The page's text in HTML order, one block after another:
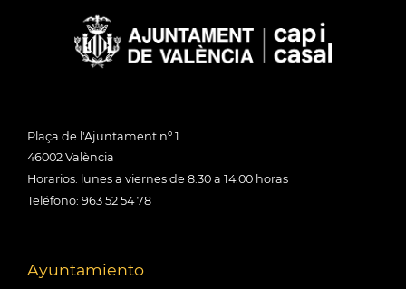
Plaça de l'Ajuntament nº 1
46002 València
Horarios: lunes a viernes de 8:30 a 14:00 horas
Teléfono: 963 52 54 78
Ayuntamiento